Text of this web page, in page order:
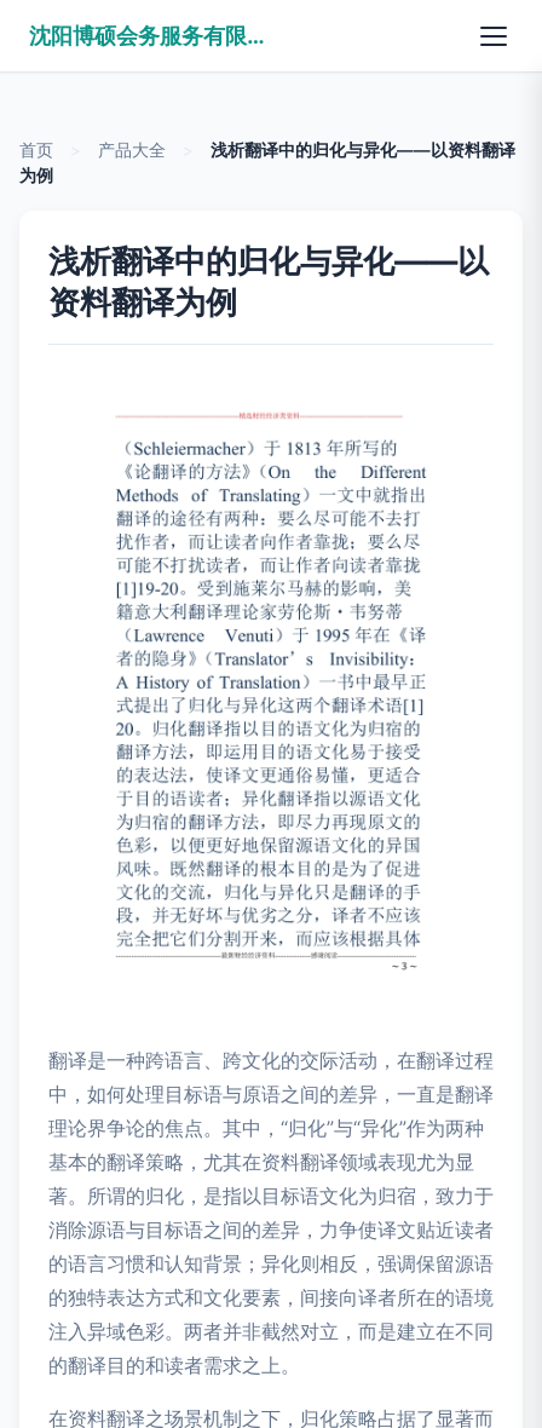
沈阳博硕会务服务有限公司
首页 产品大全
浅析翻译中的归化与异化——以资料翻译
为例
浅析翻译中的归化与异化——以
资料翻译为例
翻译是一种跨语言、跨文化的交际活动，在翻译过程
中，如何处理目标语与原语之间的差异，一直是翻译
理论界争论的焦点。其中，“归化”与“异化”作为两种
基本的翻译策略，尤其在资料翻译领域表现尤为显
著。所谓的归化，是指以目标语文化为归宿，致力于
消除源语与目标语之间的差异，力争使译文贴近读者
的语言习惯和认知背景；异化则相反，强调保留源语
的独特表达方式和文化要素，间接向译者所在的语境
注入异域色彩。两者并非截然对立，而是建立在不同
的翻译目的和读者需求之上。
在资料翻译之场景机制之下，归化策略占据了显著而